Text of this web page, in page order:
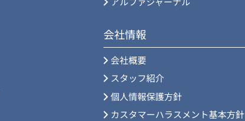
会社情報
会社概要
スタッフ紹介
個人情報保護方針
カスタマーハラスメント基本方針